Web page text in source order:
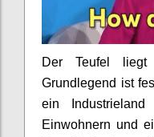
Der Teufel
Grundlegend ist
ein
Einwohnern und